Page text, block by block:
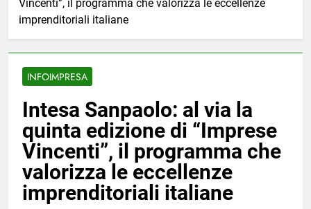
Vincenti”, il programma che valorizza le eccellenze
imprenditoriali italiane
INFOIMPRESA
Intesa Sanpaolo: al via la
quinta edizione di “Imprese
Vincenti”, il programma che
valorizza le eccellenze
imprenditoriali italiane